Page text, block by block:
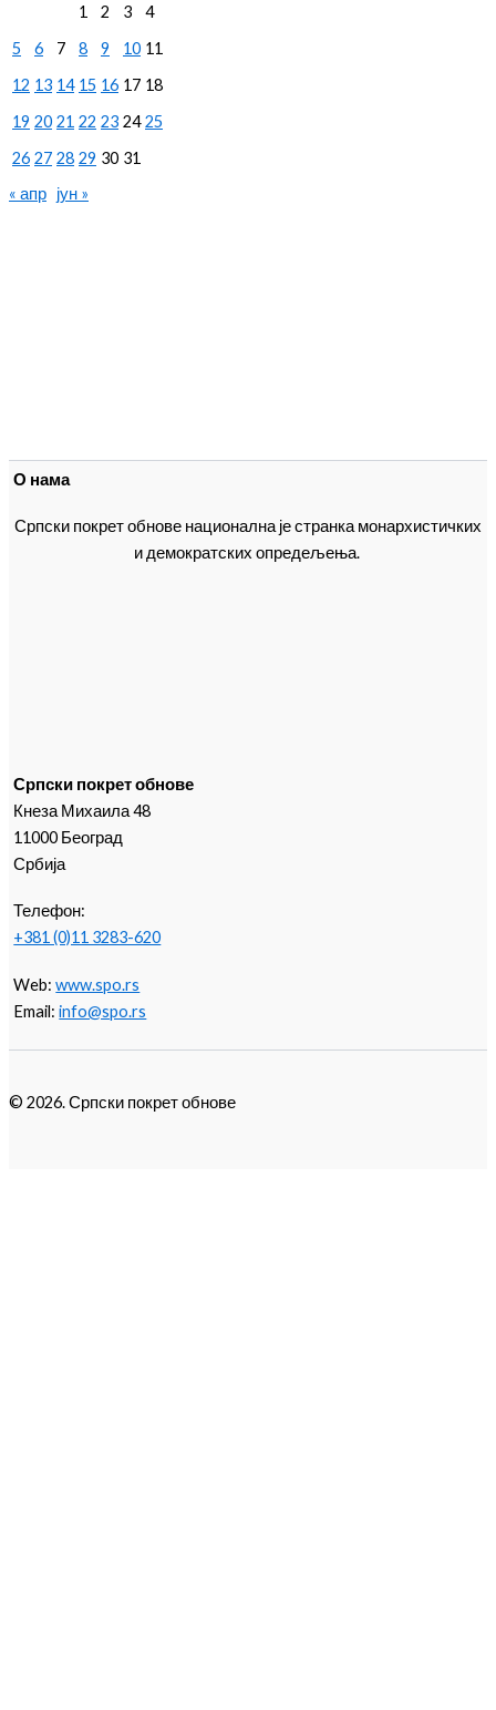
1
2 3
4
5
6 7 8 9 10 11
12 13 14 15 16 17 18
19 20 21 22 23 24 25
26 27 28 29 30 31
« апр јун »
О нама
Српски покрет обнове национална је странка монархистичких
и демократских опредељења.
Српски покрет обнове
Кнеза Михаила 48
11000 Београд
Србија
Телефон:
+381 (0)11 3283-620
Web:www.spo.rs
Email:info@spo.rs
© 2026. Српски покрет обнове